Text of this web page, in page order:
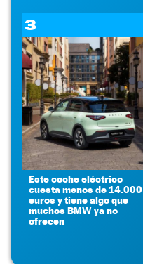
3
Este coche eléctrico
cuesta menos de 14.000
euros y tiene algo que
muchos BMW ya no
ofrecen